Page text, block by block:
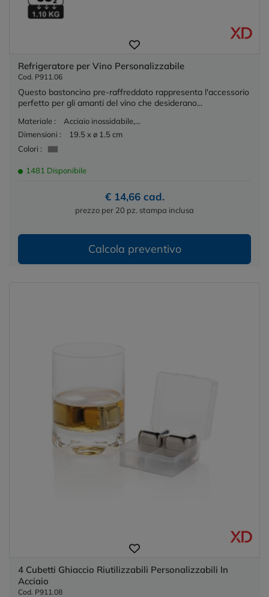
Refrigeratore per Vino Personalizzabile
Cod. P911.06
Questo bastoncino pre-raffreddato rappresenta l'accessorio
perfetto per gli amanti del vino che desiderano...
Materiale :
Acciaio inossidabile,...
Dimensioni :
19.5 x ø 1.5 cm
Colori :
1481 Disponibile
€ 14,66 cad.
prezzo per 20 pz. stampa inclusa
Calcola preventivo
4 Cubetti Ghiaccio Riutilizzabili Personalizzabili In
Acciaio
Cod. P911.08